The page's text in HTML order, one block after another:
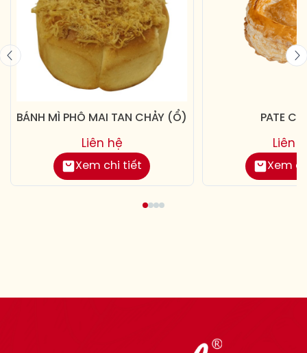
BÁNH MÌ PHÔ MAI TAN CHẢY (Ổ)
Xem chi tiết
Liên hệ
PATE
Xem
Liên